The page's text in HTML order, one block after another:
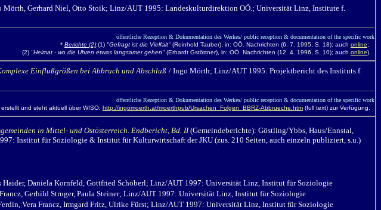
Mörth,Gerhard Niel, Otto Stoik; Linz/AUT 1995: Landeskulturdirektion OÖ.; Universität Linz, Institute f.
öffentliche Rezeption & Dokumentation des Werkes/ public reception & documentation of the specific work
* Berichte (2):(1) "Gefragt ist die Vielfalt" (Reinhold Tauber), in: OÖ. Nachrichten (6. 7. 1995, S. 18); auch online;
(2) "Heimat - wo die Uhren etwas langsamer gehen" (Erhardt Gstöttner), in: OÖ. Nachrichten (12. 4. 1996, S. 10); auch online).
Einflußgrößen bei Abbruch und Abschluß / Ingo Mörth; Linz/AUT 1995: Projektbericht des Instituts f.
öffentliche Rezeption & Dokumentation des Werkes/ public reception & documentation of the specific work
und steht aktuell über WISO: http://ingomoerth.at/moerthpub/Ursachen_Folgen_BBRZ-Abbrueche.htm (full text) zur Verfügung.
in Mittel- und Ostösterreich. Endbericht, Bd. II(Gemeindeberichte): Göstling/Ybbs, Haus/Ennstal,
Institut für Soziologie & Institut für Kulturwirtschaft der JKU (zus. 210 Seiten, auch einzeln publiziert, s.u.)
Haider, Daniela Kornfeld, Gottfried Schöberl; Linz/AUT 1997: Universität Linz, Institut für Soziologie
Gerhild Struger, Paula Steiner; Linz/AUT 1997: Universität Linz, Institut für Soziologie
Vera Francz, Irmgard Fritz, Ulrike Fürst; Linz/AUT 1997: Universität Linz, Institut für Soziologie